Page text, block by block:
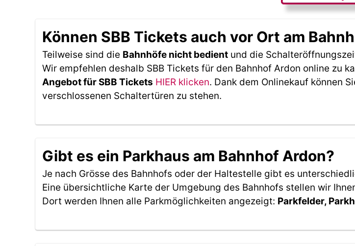
Können SBB Tickets auch vor Ort am
Teilweise sind die Bahnhöfe nicht bedient und die
Wir empfehlen deshalb SBB Tickets für den Bahnhof Ardon online zu
Angebot für SBB Tickets HIER klicken. Dank dem Onlinekauf können
verschlossenen Schaltertüren zu stehen.
Gibt es ein Parkhaus am Bahnhof Ardon?
Je nach Grösse des Bahnhofs oder der Haltestelle gibt es
Eine übersichtliche Karte der Umgebung des Bahnhofs stellen wir
Dort werden Ihnen alle Parkmöglichkeiten angezeigt: Parkfelder,